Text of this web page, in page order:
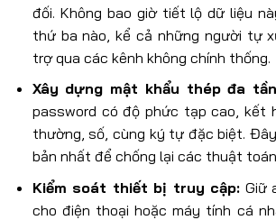
đối. Không bao giờ tiết lộ dữ liệu
thứ ba nào, kể cả những người tự
trợ qua các kênh không chính thống.
Xây dựng mật khẩu thép đa
password có độ phức tạp cao, kết
thường, số, cùng ký tự đặc biệt.
bản nhất để chống lại các thuật
Kiểm soát thiết bị truy cập: Giữ
cho điện thoại hoặc máy tính cá